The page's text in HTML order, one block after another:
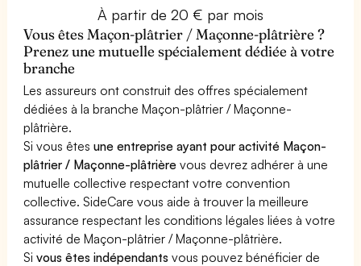
À partir de 20 € par mois
Vous êtes Maçon-plâtrier / Maçonne-plâtrière ?
Prenez une mutuelle spécialement dédiée à votre
branche
Les assureurs ont construit des offres spécialement
dédiées à la branche Maçon-plâtrier / Maçonne-
plâtrière.
Si vous êtesune entreprise ayant pour activité Maçon-
plâtrier / Maçonne-plâtrière vous devrez adhérer à une
mutuelle collective respectant votre convention
collective. SideCare vous aide à trouver la meilleure
assurance respectant les conditions légales liées à votre
activité de Maçon-plâtrier / Maçonne-plâtrière.
Sivous êtes indépendants vous pouvez bénéficier de